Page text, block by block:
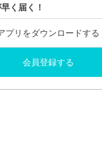
く届く！
プリをダウンロードする
会員登録する